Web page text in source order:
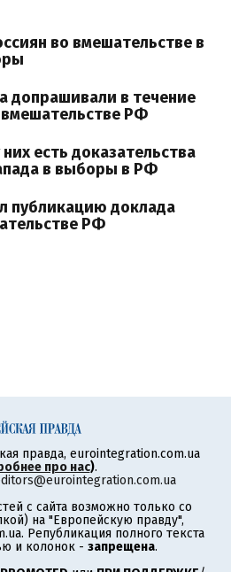
во вмешательстве в
допрашивали в течение
вмешательстве РФ
есть доказательства
в выборы в РФ
публикацию доклада
РФ
правда, eurointegration.com.ua
про нас).
с сайта возможно только со
на "Европейскую правду",
Републикация полного текста
и колонок - запрещена.